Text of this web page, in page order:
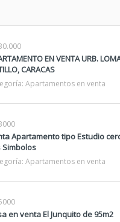
EN VENTA URB.
CARACAS
Apartamentos en venta
Apartamento tipo Estudio
Simbolos
Apartamentos en venta
en venta El Junquito de 95m2